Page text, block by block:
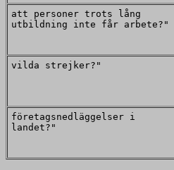
att personer trots lång
utbildning inte får arbete?"
vilda strejker?"
företagsnedläggelser i
landet?"